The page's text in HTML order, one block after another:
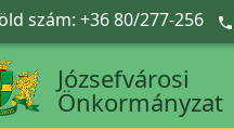
szám: +36 80/277-256 
Józsefvárosi
Önkormányzat